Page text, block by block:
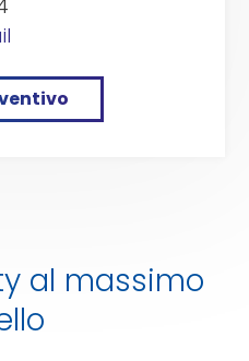
al massimo